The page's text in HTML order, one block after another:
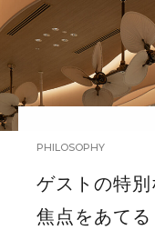
PHILOSOPHY
ゲストの特別
焦点をあてる